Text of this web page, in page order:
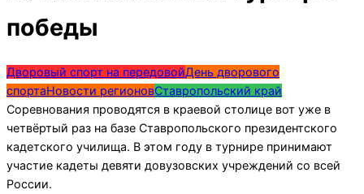
победы
Дворовый спорт на передовойДень дворового
спортаНовости регионовСтавропольский край
Соревнования проводятся в краевой столице вот уже в
четвёртый раз на базе Ставропольского президентского
кадетского училища. В этом году в турнире принимают
участие кадеты девяти довузовских учреждений со всей
России.